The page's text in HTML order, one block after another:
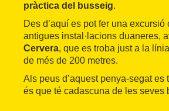
pràctica del busseig.
Des d’aquí es pot fer una excursió
antigues instal·lacions duaneres,
Cervera, que es troba just a la
de més de 200 metres.
Als peus d’aquest penya-segat es
és que té cadascuna de les seves